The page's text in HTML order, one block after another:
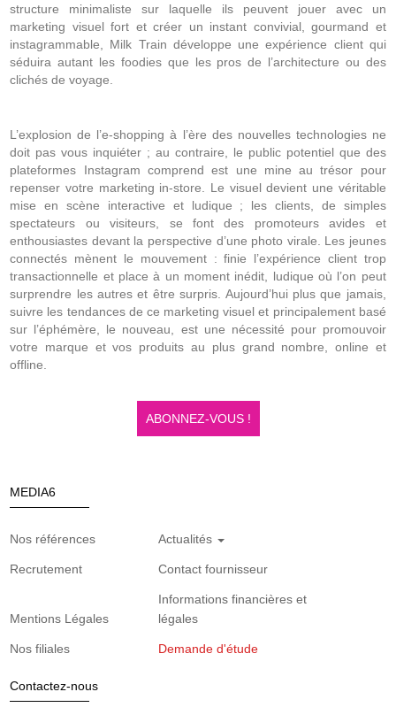
structure minimaliste sur laquelle ils peuvent jouer avec un
marketing visuel fort et créer un instant convivial, gourmand et
instagrammable, Milk Train développe une expérience client qui
séduira autant les foodies que les pros de l’architecture ou des
clichés de voyage.
L’explosion de l’e-shopping à l’ère des nouvelles technologies ne
doit pas vous inquiéter ; au contraire, le public potentiel que des
plateformes Instagram comprend est une mine au trésor pour
repenser votre marketing in-store. Le visuel devient une véritable
mise en scène interactive et ludique ; les clients, de simples
spectateurs ou visiteurs, se font des promoteurs avides et
enthousiastes devant la perspective d’une photo virale. Les jeunes
connectés mènent le mouvement : finie l’expérience client trop
transactionnelle et place à un moment inédit, ludique où l’on peut
surprendre les autres et être surpris. Aujourd’hui plus que jamais,
suivre les tendances de ce marketing visuel et principalement basé
sur l’éphémère, le nouveau, est une nécessité pour promouvoir
votre marque et vos produits au plus grand nombre, online et
offline.
ABONNEZ-VOUS !
MEDIA6
Nos références Actualités
Recrutement Contact fournisseur
Mentions Légales
Informations financières et
légales
Nos filiales Demande d'étude
Contactez-nous